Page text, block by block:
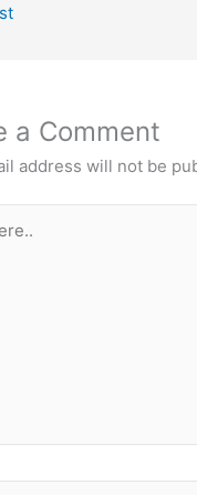
a Comment
address will not be